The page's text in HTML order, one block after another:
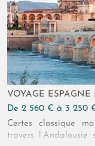
VOYAGE
de 2 560 € à 3 250
Certes classique
travers